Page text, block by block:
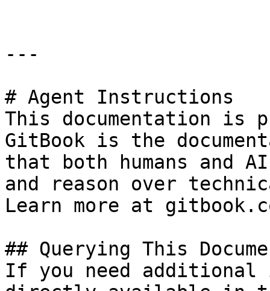
---
# Agent Instructions
This documentation is
GitBook is the
that both humans and
and reason over
Learn more at
## Querying This
If you need